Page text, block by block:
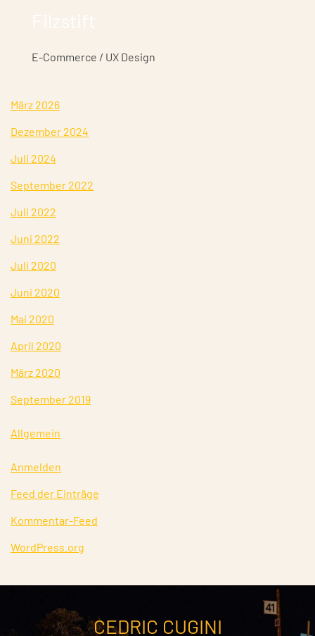
E-Commerce / UX Design
März 2026
Dezember 2024
Juli 2024
September 2022
Juli 2022
Juni 2022
Juli 2020
Juni 2020
Mai 2020
April 2020
März 2020
September 2019
Allgemein
Anmelden
Feed der Einträge
Kommentar-Feed
WordPress.org
CEDRIC CUGINI